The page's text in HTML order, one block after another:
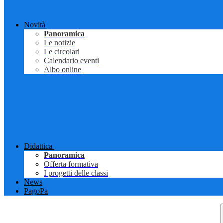
Novità
Panoramica
Le notizie
Le circolari
Calendario eventi
Albo online
Didattica
Panoramica
Offerta formativa
I progetti delle classi
News
PagoPa